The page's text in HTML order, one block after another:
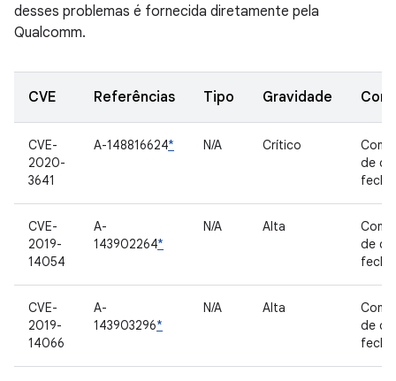
desses problemas é fornecida diretamente pela
Qualcomm.
CVE Referências Tipo Gravidade
CVE-
2020-
3641
A-148816624* N/A Crítico
de
CVE-
2019-
14054
A-
143902264*
N/A Alta
de
CVE-
2019-
14066
A-
143903296*
N/A Alta
de